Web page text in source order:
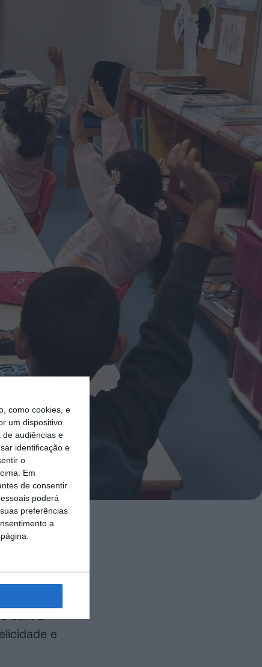
como cookies, e
um dispositivo
de audiências e
identificação e
o
Em
de consentir
poderá
preferências
a
projeto
e a
ano do
com a
e